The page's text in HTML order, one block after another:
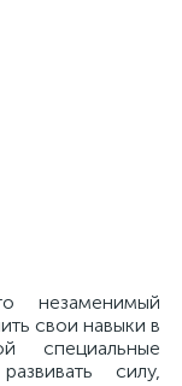
свои навыки в
специальные
силу,